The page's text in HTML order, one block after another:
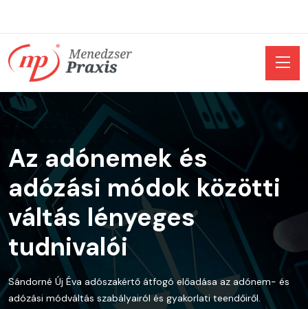
Az adónemek és
adózási módok közötti
váltás lényeges
tudnivalói
Sándorné Új Éva adószakértő átfogó előadása az adónem- és
adózási módváltás szabályairól és gyakorlati teendőiről.